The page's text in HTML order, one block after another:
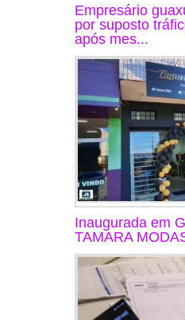
Empresário
por suposto
após mes...
Inaugurada em
TAMARA